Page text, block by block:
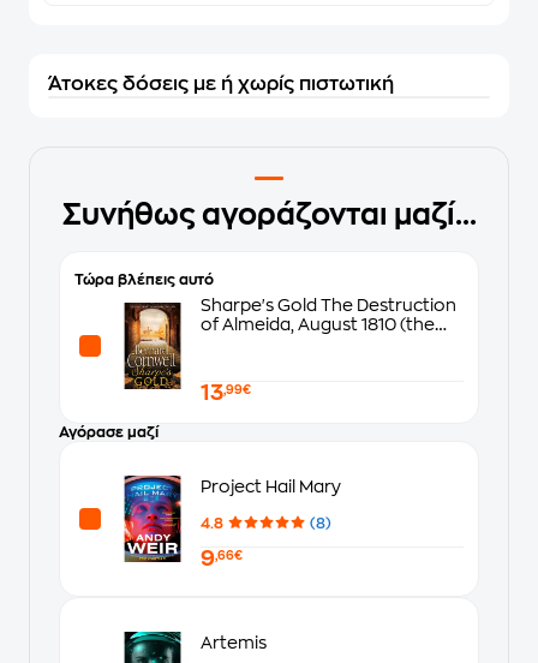
Άτοκες δόσεις με ή χωρίς πιστωτική
Συνήθως αγοράζονται μαζί...
Τώρα βλέπεις αυτό
Sharpe's Gold The Destruction
of Almeida, August 1810 (the
13,99€
Αγόρασε μαζί
Project Hail Mary
4.8 (8)
9,66€
Artemis